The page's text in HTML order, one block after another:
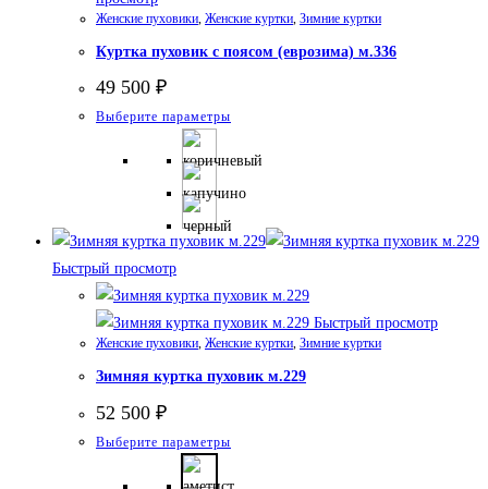
Женские пуховики, Женские куртки, Зимние куртки
Куртка пуховик с поясом (еврозима) м.336
49 500 ₽
Выберите параметры
имеет
несколько
вариаций.
Опции
выбрать
на
товара.
Быстрый просмотр
Быстрый просмотр
Женские пуховики, Женские куртки, Зимние куртки
Зимняя куртка пуховик м.229
52 500 ₽
Выберите параметры